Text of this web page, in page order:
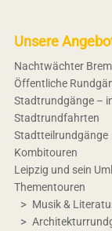
Unsere
Nachtwächter
Öffentliche
Stadtrundgänge –
Stadtrundfahrten
Stadtteilrundgänge
Kombitouren
Leipzig und sein
Thementouren
Musik &